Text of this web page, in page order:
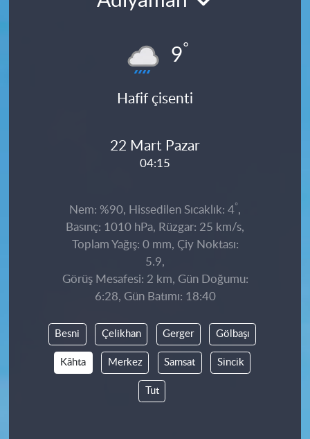
9°
Hafif çisenti
22 Mart Pazar
04:15
Nem: %90, Hissedilen Sıcaklık: 4°,
Basınç: 1010 hPa, Rüzgar: 25 km/s,
Toplam Yağış: 0 mm, Çiy Noktası:
5.9,
Görüş Mesafesi: 2 km, Gün Doğumu:
6:28, Gün Batımı: 18:40
Besni Çelikhan Gerger Gölbaşı
Kâhta Merkez Samsat Sincik
Tut